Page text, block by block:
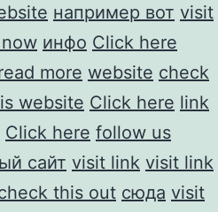
например вот visit
инфо Click here
more website check
website Click here link
Click here follow us
сайт visit link visit link
this out сюда visit